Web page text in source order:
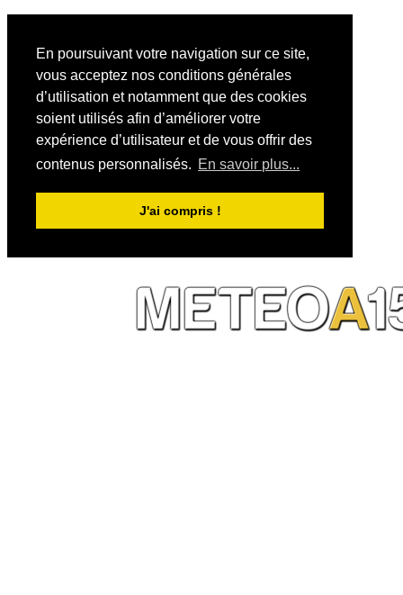
En poursuivant votre navigation sur ce site,
vous acceptez nos conditions générales
d’utilisation et notamment que des cookies
soient utilisés afin d’améliorer votre
expérience d’utilisateur et de vous offrir des
contenus personnalisés. En savoir plus...
J'ai compris !